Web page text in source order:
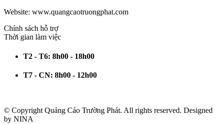
Website: www.quangcaotruongphat.com
Chính sách hỗ trợ
Thời gian làm việc
T2 - T6: 8h00 - 18h00
T7 - CN: 8h00 - 12h00
© Copyright Quảng Cáo Trường Phát. All rights reserved. Designed
by NINA